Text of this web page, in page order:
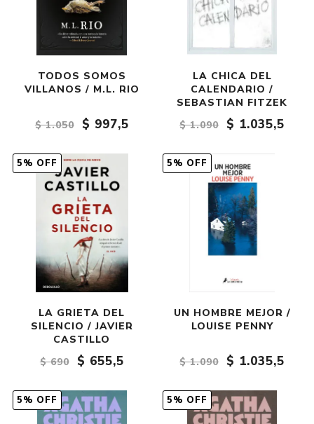
TODOS SOMOS
VILLANOS / M.L. RIO
$ 1.050 $ 997,5
LA CHICA DEL
CALENDARIO /
SEBASTIAN FITZEK
$ 1.090
$ 1.035,5
5% OFF
LA GRIETA DEL
SILENCIO / JAVIER
CASTILLO
$ 690
$ 655,5
5% OFF
UN HOMBRE MEJOR /
LOUISE PENNY
$ 1.090 $ 1.035,5
5% OFF 5% OFF